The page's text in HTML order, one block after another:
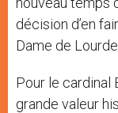
décision d’en
Dame de
Pour le cardinal
grande valeur